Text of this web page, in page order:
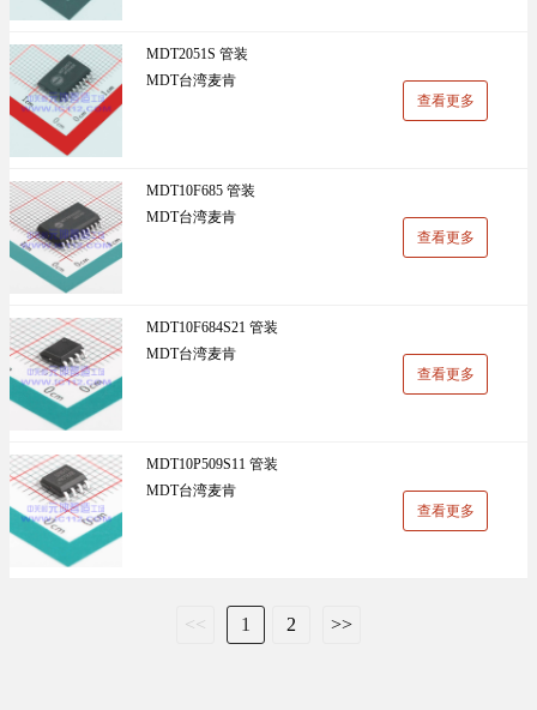
LINEAR(凌特)(728) AISHI(艾华集团)(668)
ST(先科)(660)
ADI(亚德诺)(629)
HKR(香港电阻)(619)
MDT2051S 管装
MDT台湾麦肯
查看更多
MDT10F685 管装
MDT台湾麦肯
查看更多
MDT10F684S21 管装
MDT台湾麦肯
查看更多
MDT10P509S11 管装
MDT台湾麦肯
查看更多
<< 1 2 >>